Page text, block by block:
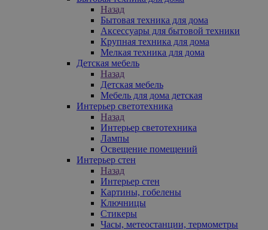
Назад
Бытовая техника для дома
Аксессуары для бытовой техники
Крупная техника для дома
Мелкая техника для дома
Детская мебель
Назад
Детская мебель
Мебель для дома детская
Интерьер светотехника
Назад
Интерьер светотехника
Лампы
Освещение помещений
Интерьер стен
Назад
Интерьер стен
Картины, гобелены
Ключницы
Стикеры
Часы, метеостанции, термометры